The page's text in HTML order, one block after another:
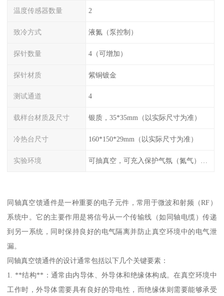
温度传感器数量 2
致冷方式 液氮（泵控制）
探针数量 4（可增加）
探针材质 紫铜镀金
测试通道 4
载样台材质及尺寸 银质，35*35mm（以实际尺寸为准）
冷热台尺寸 160*150*29mm（以实际尺寸为准）
实验环境
同轴真空馈通件是一种重要的电子元件，常用于微波和射频（RF）
系统中。它的主要作用是将信号从一个传输线（如同轴电缆）传递
到另一系统，同时保持良好的电气隔离并防止真空环境中的电气泄
漏。
同轴真空馈通件的设计通常包括以下几个关键要素：
1. **结构**：通常由内导体、外导体和绝缘体构成。在真空环境中
工作时，外导体需要具有良好的导电性，而绝缘体则需要能够承受